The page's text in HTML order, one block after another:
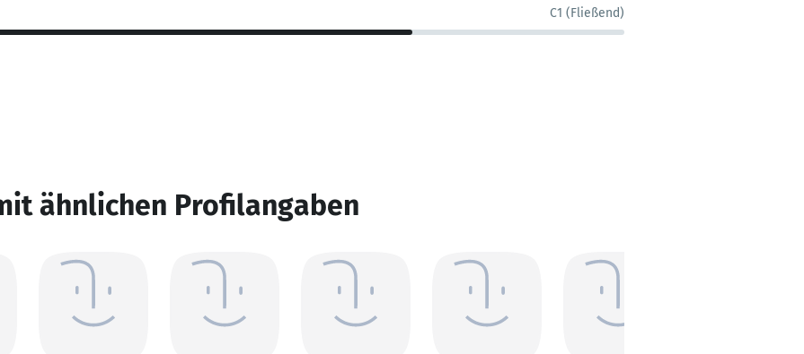
C1 (Fließend)
ähnlichen Profilangaben